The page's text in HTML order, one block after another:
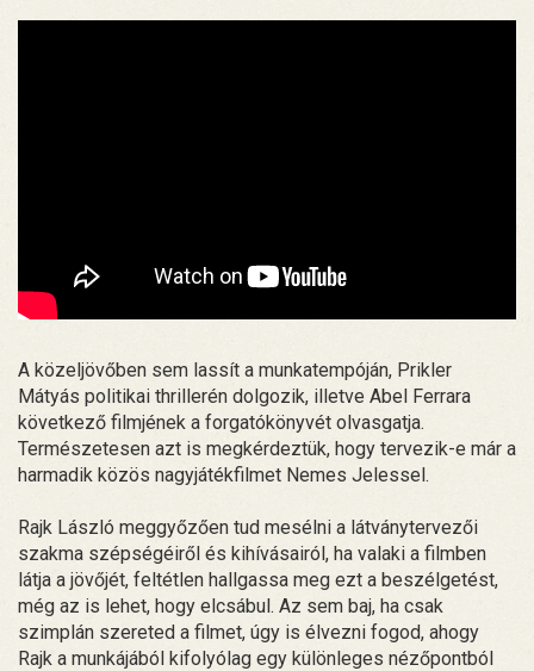
A közeljövőben sem lassít a munkatempóján, Prikler
Mátyás politikai thrillerén dolgozik, illetve Abel Ferrara
következő filmjének a forgatókönyvét olvasgatja.
Természetesen azt is megkérdeztük, hogy tervezik-e már a
harmadik közös nagyjátékfilmet Nemes Jelessel.
Rajk László meggyőzően tud mesélni a látványtervezői
szakma szépségéiről és kihívásairól, ha valaki a filmben
látja a jövőjét, feltétlen hallgassa meg ezt a beszélgetést,
még az is lehet, hogy elcsábul. Az sem baj, ha csak
szimplán szereted a filmet, úgy is élvezni fogod, ahogy
Rajk a munkájából kifolyólag egy különleges nézőpontból